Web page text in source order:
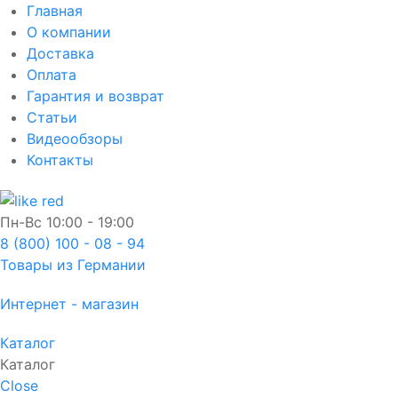
Главная
О компании
Доставка
Оплата
Гарантия и возврат
Статьи
Видеообзоры
Контакты
Пн-Вс 10:00 - 19:00
8 (800) 100 - 08 - 94
Товары из Германии
Интернет - магазин
Каталог
Каталог
Close